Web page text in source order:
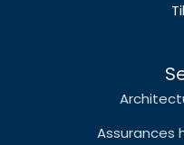
Assurances